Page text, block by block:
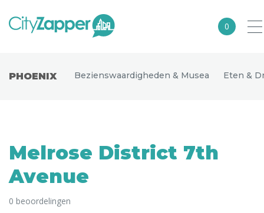
0
Europa
Noord-Amerika
Azië
PHOENIX Bezienswaardigheden & Musea Eten &
Melrose District 7th
Avenue
0 beoordelingen